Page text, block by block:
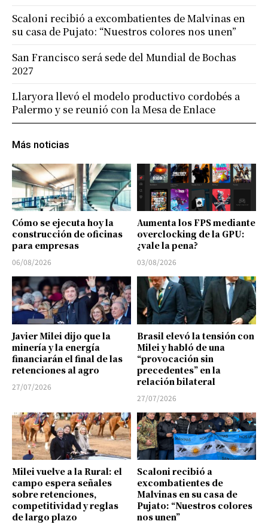
Más noticias
Cómo se ejecuta hoy la
construcción de oficinas
para empresas
06/08/2026
Aumenta los FPS mediante
overclocking de la GPU:
¿vale la pena?
03/08/2026
Javier Milei dijo que la
minería y la energía
financiarán el final de las
retenciones al agro
27/07/2026
Brasil elevó la tensión con
Milei y habló de una
“provocación sin
precedentes” en la
relación bilateral
27/07/2026
Milei vuelve a la Rural: el
campo espera señales
sobre retenciones,
competitividad y reglas
de largo plazo
Scaloni recibió a
excombatientes de
Malvinas en su casa de
Pujato: “Nuestros colores
nos unen”
Scaloni recibió a excombatientes de Malvinas en
su casa de Pujato: “Nuestros colores nos unen”
San Francisco será sede del Mundial de Bochas
2027
Llaryora llevó el modelo productivo cordobés a
Palermo y se reunió con la Mesa de Enlace